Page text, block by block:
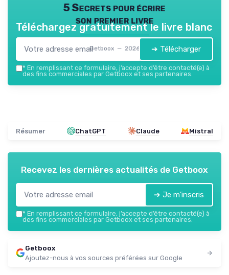
5 Secrets pour écrire
son premier livre
Getboox — 2026
Téléchargez gratuitement le livre blanc
➔ Télécharger
* En remplissant ce formulaire, j’accepte d’être contacté(e) à
des fins commerciales par Getboox et ses partenaires.
Résumer ChatGPT Claude Mistral
Recevez les dernières actualités de Getboox
➔ Je m'inscris
* En remplissant ce formulaire, j’accepte d’être contacté(e) à
des fins commerciales par Getboox et ses partenaires.
Getboox
Ajoutez-nous à vos sources préférées sur Google